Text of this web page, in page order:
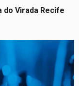
do Virada Recife